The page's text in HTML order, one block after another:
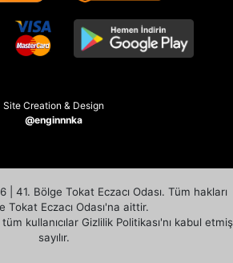
Site Creation & Design
@enginnnka
41. Bölge Tokat Eczacı Odası. Tüm hakları
Tokat Eczacı Odası'na aittir.
kullanıcılar Gizlilik Politikası'nı kabul etmiş
sayılır.